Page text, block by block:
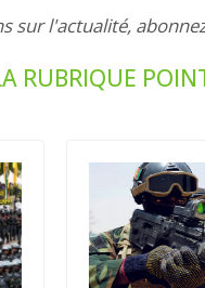
sur l'actualité,
RUBRIQUE